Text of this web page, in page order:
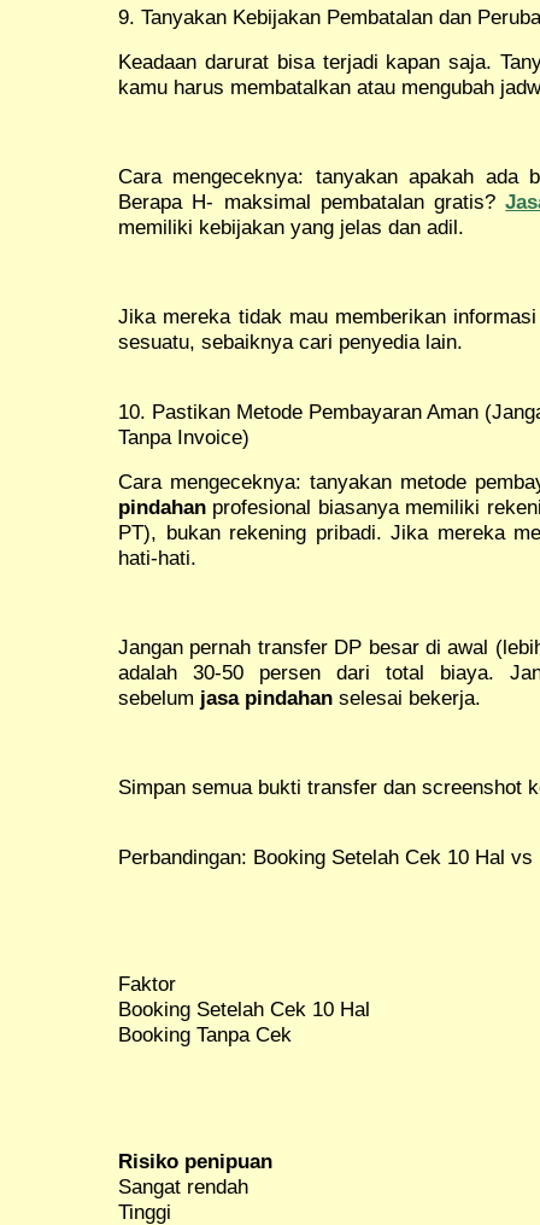
9. Tanyakan Kebijakan Pembatalan dan
Keadaan darurat bisa terjadi kapan saja.
kamu harus membatalkan atau mengubah
Cara mengeceknya: tanyakan apakah ada
Berapa H- maksimal pembatalan gratis?
memiliki kebijakan yang jelas dan adil.
Jika mereka tidak mau memberikan
sesuatu, sebaiknya cari penyedia lain.
10. Pastikan Metode Pembayaran Aman
Tanpa Invoice)
Cara mengeceknya: tanyakan metode
pindahan profesional biasanya memiliki
PT), bukan rekening pribadi. Jika mereka
hati-hati.
Jangan pernah transfer DP besar di awal
adalah 30-50 persen dari total biaya.
sebelum jasa pindahan selesai bekerja.
Simpan semua bukti transfer dan screenshot
Perbandingan: Booking Setelah Cek 10 Hal vs
Faktor
Booking Setelah Cek 10 Hal
Booking Tanpa Cek
Risiko penipuan
Sangat rendah
Tinggi